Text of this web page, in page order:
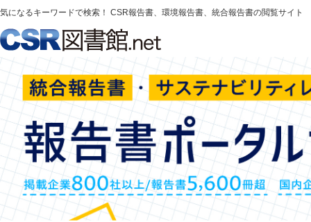
気になるキーワードで検索！ CSR報告書、環境報告書、統合報告書の閲覧サイト